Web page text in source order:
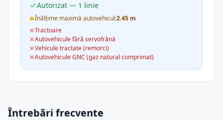
Autorizat — 1 linie
Înălțime maximă autovehicul:2.45 m
Tractoare
Autovehicule fără servofrână
Vehicule tractate (remorci)
Autovehicule GNC (gaz natural comprimat)
Întrebări frecvente